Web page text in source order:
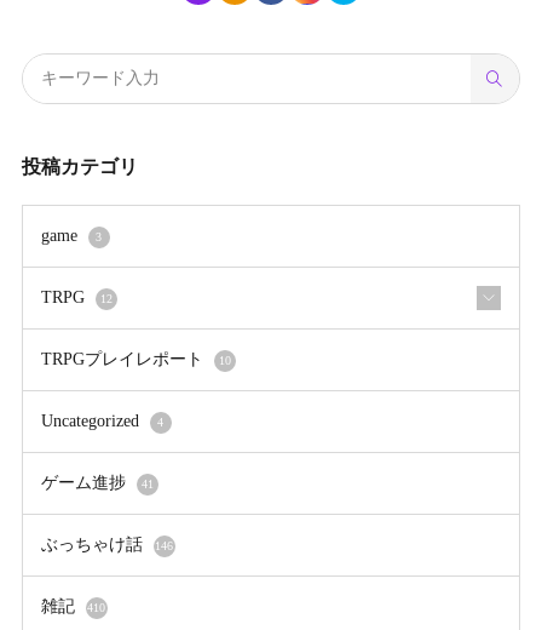
投稿カテゴリ
game 3
TRPG 12
TRPGプレイレポート 10
Uncategorized 4
ゲーム進捗 41
ぶっちゃけ話 146
雑記 410